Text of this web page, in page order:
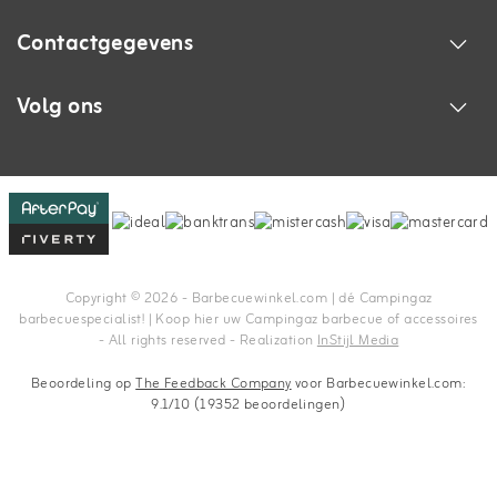
Contactgegevens
Volg ons
Copyright © 2026 - Barbecuewinkel.com | dé Campingaz
barbecuespecialist! | Koop hier uw Campingaz barbecue of accessoires
- All rights reserved - Realization InStijl Media
Beoordeling opThe Feedback Companyvoor Barbecuewinkel.com:
9.1/10 (19352 beoordelingen)